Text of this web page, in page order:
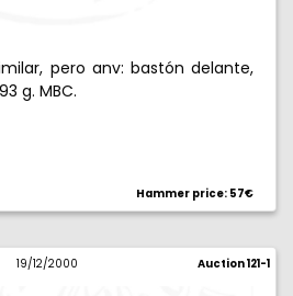
pero anv: bastón delante,
g. MBC.
Hammer price: 57€
19/12/2000 Auction 121-1